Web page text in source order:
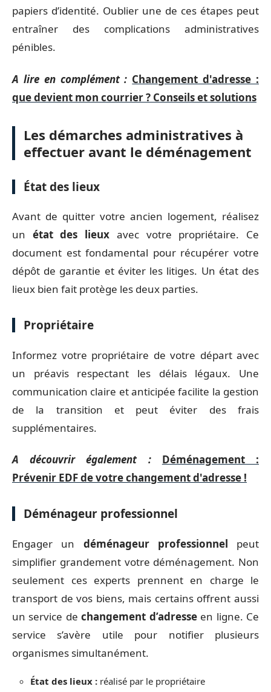
papiers d’identité. Oublier une de ces étapes peut
entraîner des complications administratives
pénibles.
A lire en complément : Changement d'adresse :
que devient mon courrier ? Conseils et solutions
Les démarches administratives à
effectuer avant le déménagement
État des lieux
Avant de quitter votre ancien logement, réalisez
un état des lieux avec votre propriétaire. Ce
document est fondamental pour récupérer votre
dépôt de garantie et éviter les litiges. Un état des
lieux bien fait protège les deux parties.
Propriétaire
Informez votre propriétaire de votre départ avec
un préavis respectant les délais légaux. Une
communication claire et anticipée facilite la gestion
de la transition et peut éviter des frais
supplémentaires.
A découvrir également :
Déménagement :
Prévenir EDF de votre changement d'adresse !
Déménageur professionnel
Engager un déménageur professionnel peut
simplifier grandement votre déménagement. Non
seulement ces experts prennent en charge le
transport de vos biens, mais certains offrent aussi
un service dechangement d’adresseen ligne. Ce
service s’avère utile pour notifier plusieurs
organismes simultanément.
État des lieux : réalisé par le propriétaire